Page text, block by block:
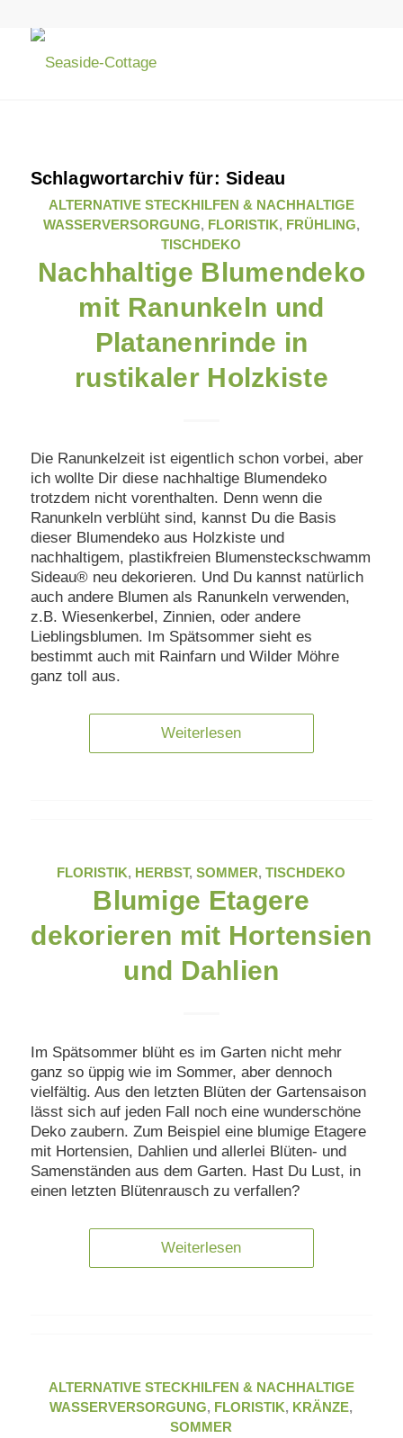
Schlagwortarchiv für: Sideau
ALTERNATIVE STECKHILFEN & NACHHALTIGE
WASSERVERSORGUNG, FLORISTIK, FRÜHLING,
TISCHDEKO
Nachhaltige Blumendeko
mit Ranunkeln und
Platanenrinde in
rustikaler Holzkiste
Die Ranunkelzeit ist eigentlich schon vorbei, aber
ich wollte Dir diese nachhaltige Blumendeko
trotzdem nicht vorenthalten. Denn wenn die
Ranunkeln verblüht sind, kannst Du die Basis
dieser Blumendeko aus Holzkiste und
nachhaltigem, plastikfreien Blumensteckschwamm
Sideau® neu dekorieren. Und Du kannst natürlich
auch andere Blumen als Ranunkeln verwenden,
z.B. Wiesenkerbel, Zinnien, oder andere
Lieblingsblumen. Im Spätsommer sieht es
bestimmt auch mit Rainfarn und Wilder Möhre
ganz toll aus.
Weiterlesen
FLORISTIK, HERBST,SOMMER,TISCHDEKO
Blumige Etagere
dekorieren mit Hortensien
und Dahlien
Im Spätsommer blüht es im Garten nicht mehr
ganz so üppig wie im Sommer, aber dennoch
vielfältig. Aus den letzten Blüten der Gartensaison
lässt sich auf jeden Fall noch eine wunderschöne
Deko zaubern. Zum Beispiel eine blumige Etagere
mit Hortensien, Dahlien und allerlei Blüten- und
Samenständen aus dem Garten. Hast Du Lust, in
einen letzten Blütenrausch zu verfallen?
Weiterlesen
ALTERNATIVE STECKHILFEN & NACHHALTIGE
WASSERVERSORGUNG, FLORISTIK, KRÄNZE,
SOMMER